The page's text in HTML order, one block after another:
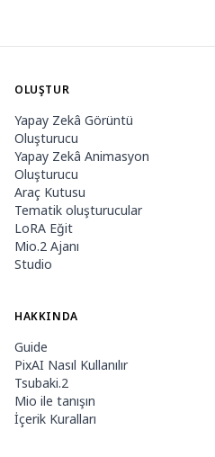
OLUŞTUR
Yapay Zekâ Görüntü
Oluşturucu
Yapay Zekâ Animasyon
Oluşturucu
Araç Kutusu
Tematik oluşturucular
LoRA Eğit
Mio.2 Ajanı
Studio
HAKKINDA
Guide
PixAI Nasıl Kullanılır
Tsubaki.2
Mio ile tanışın
İçerik Kuralları